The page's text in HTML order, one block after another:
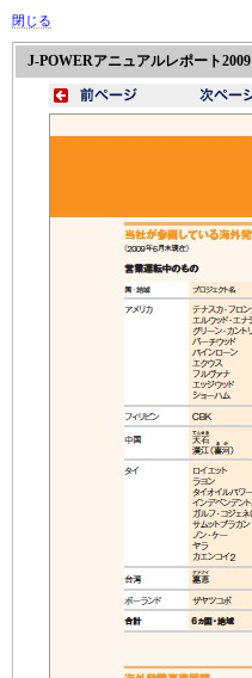
閉じる
J-POWERアニュアルレポート2009